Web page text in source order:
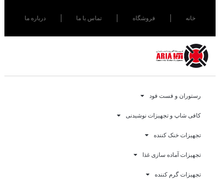
خانه فروشگاه تماس با ما درباره ما
رستوران و فست فود
کافی شاپ و تجهیزات نوشیدنی
تجهیزات خنک کننده
تجهیزات آماده سازی غذا
تجهیزات گرم کننده